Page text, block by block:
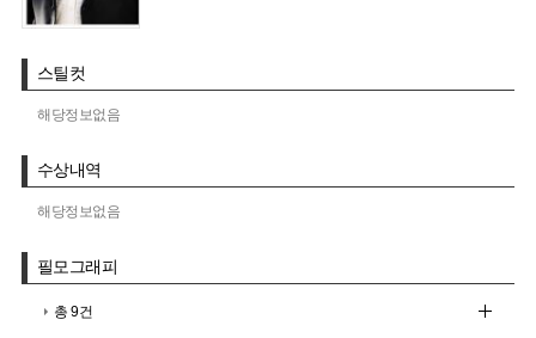
스틸컷
해당정보없음
수상내역
해당정보없음
필모그래피
총 9건